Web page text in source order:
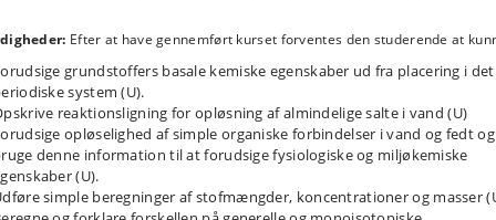
forståelsesramme for redox-reaktioner, som tillader os at forstå
fra vigtige redox-reaktioner i jord og sediment. Fra elektrokemisk
kan vi forstå hvordan tilgængelighed af elektronacceptorer bestemmer
redox-reaktioner i vigtige miljøer (jord, havbund og kovom), og
reaktioner der kan fungere som energikilder for levende organismer.
af proteiner (case 1), lipider (case 2) og ligevægte og katalyse (case 3)
baggrunden for at forstå de strukturer der tillader biologisk
udvides begreber og lovmæssigheder fra elektrokemi til den mere
Efter at have gennemført kurset forventes den studerende at
grundstoffers basale kemiske egenskaber ud fra placering i det
system (U).
reaktionsligning for opløsning af almindelige salte i vand (U)
opløselighed af simple organiske forbindelser i vand og fedt og
denne information til at forudsige fysiologiske og miljøkemiske
(U).
simple beregninger af stofmængder, koncentrationer og masser